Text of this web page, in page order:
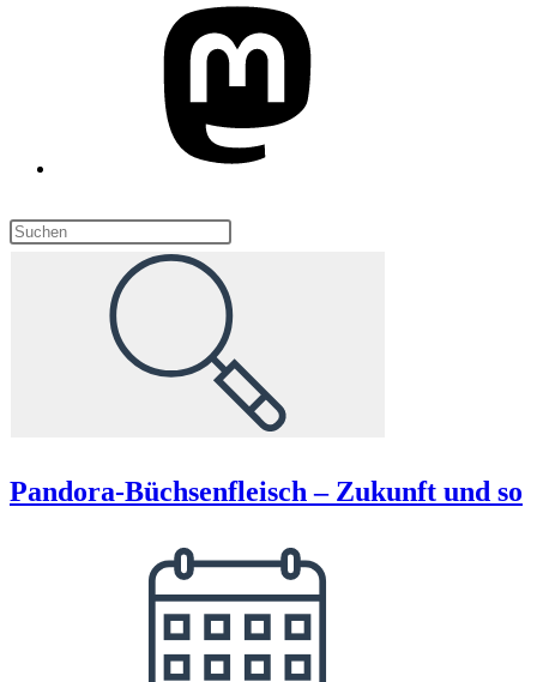
Diese
durchsuchen
Pandora-Büchsenfleisch – Zukunft und so
veröffentlicht: